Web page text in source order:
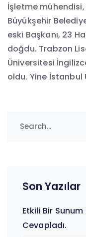
İşletme
Büyükşehir
eski Başkanı, 23
doğdu. Trabzon
Üniversitesi
oldu. Yine İstanbul
Son Yazılar
Etkili Bir Sunum
Cevapladı.